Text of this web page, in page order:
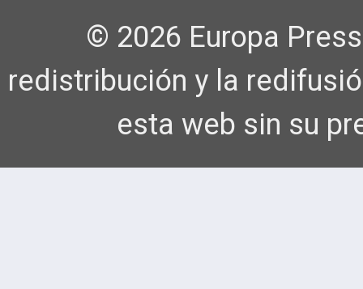
© 2026 Europa
redistribución y la
esta web sin su